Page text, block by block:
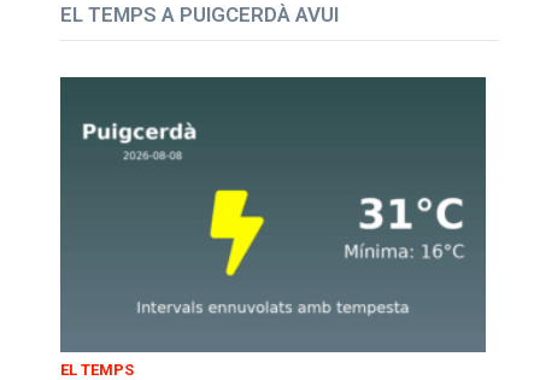
EL TEMPS A PUIGCERDÀ AVUI
EL TEMPS